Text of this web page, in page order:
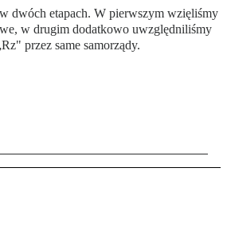
dwóch etapach. W pierwszym wzięliśmy
w drugim dodatkowo uwzględniliśmy
przez same samorządy.